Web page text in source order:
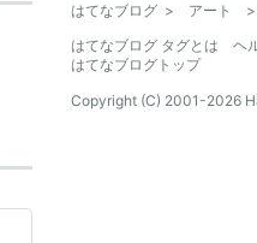
はてなブログ > アート >
はてなブログ タグとは
ヘ
はてなブログトップ
Copyright (C) 2001-2026